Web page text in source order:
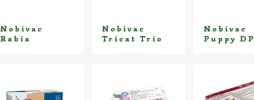
Nobivac
Rabia
Nobivac
Tricat Trio
Nobivac
Puppy DP